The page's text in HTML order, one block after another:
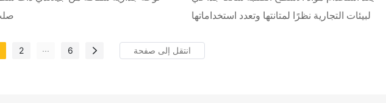
البيئات التجارية نظرًا لمتانتها وتعدد استخداماتها
2 ... 6